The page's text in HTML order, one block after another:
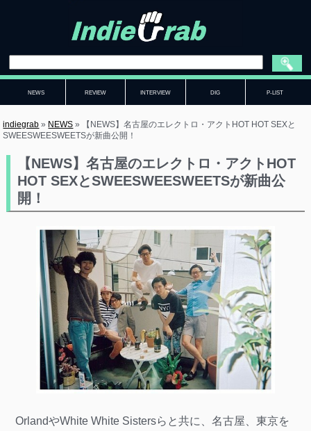
NEWS REVIEW INTERVIEW DIG P-LIST
indiegrab » NEWS »
【NEWS】名古屋のエレクトロ・アクトHOT HOT SEXと
SWEESWEESWEETSが新曲公開！
【NEWS】名古屋のエレクトロ・アクトHOT
HOT SEXとSWEESWEESWEETSが新曲公
開！
OrlandやWhite White Sistersらと共に、名古屋、東京を